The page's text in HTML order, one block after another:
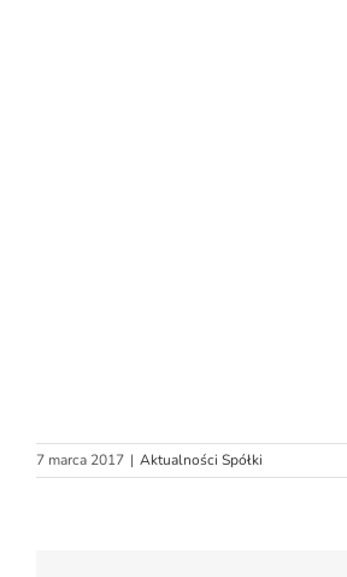
7 marca 2017 | Aktualności Spółki